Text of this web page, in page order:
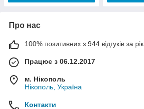
Про нас
100% позитивних з 944 відгуків за рік
Працює з 06.12.2017
м. Нікополь
Нікополь, Україна
Контакти